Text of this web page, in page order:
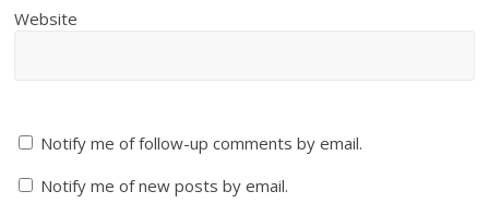
Website
Notify me of follow-up comments by email.
Notify me of new posts by email.